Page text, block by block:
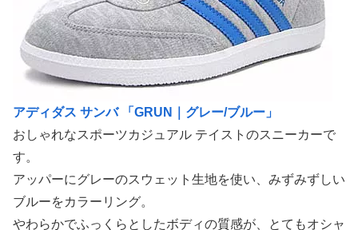
アディダス サンバ 「GRUN｜グレー/ブルー」
おしゃれなスポーツカジュアル テイストのスニーカーで
す。
アッパーにグレーのスウェット生地を使い、みずみずしい
ブルーをカラーリング。
やわらかでふっくらとしたボディの質感が、とてもオシャ